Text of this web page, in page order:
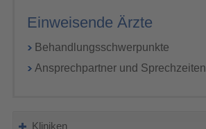
Einweisende Ärzte
Behandlungsschwerpunkte
Ansprechpartner und Sprechzeiten
Kliniken